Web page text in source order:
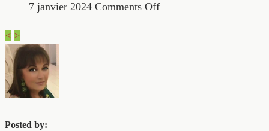
7 janvier 2024 Comments Off
< >
Posted by: